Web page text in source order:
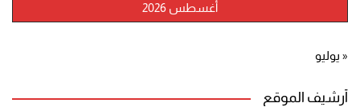
أغسطس 2026
« يوليو
أرشيف الموقع